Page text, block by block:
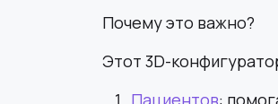
Почему это важно?
Этот 3D-
Пациентов: